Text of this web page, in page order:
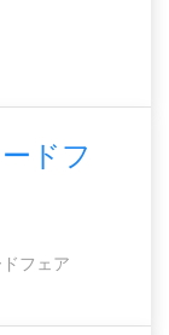
ドフ
フェア